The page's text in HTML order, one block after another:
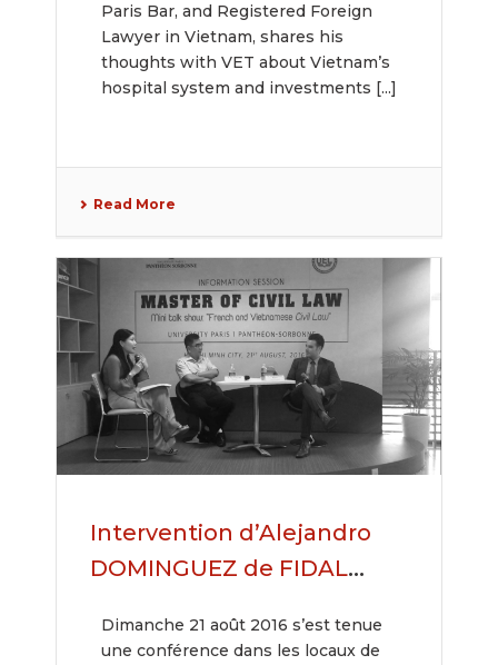
Paris Bar, and Registered Foreign
Lawyer in Vietnam, shares his
thoughts with VET about Vietnam’s
hospital system and investments [...]
Read More
Intervention d’Alejandro
DOMINGUEZ de FIDAL
Professeur DIEN pour le
Dimanche 21 août 2016 s’est tenue
une conférence dans les locaux de